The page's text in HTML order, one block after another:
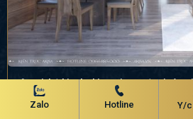
Mẫu nội thất biệt thự hiện đại cao cấp tại Hà
Zalo Hotline Y/c